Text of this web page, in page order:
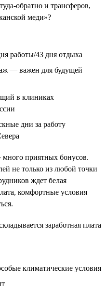
обратно и трансферов,
меди»?
работы/43 дня отдыха
— важен для будущей
в клиниках
дни за работу
много приятных бонусов.
не только из любой точки
ждет белая
комфортные условия
заработная плата
климатические условия